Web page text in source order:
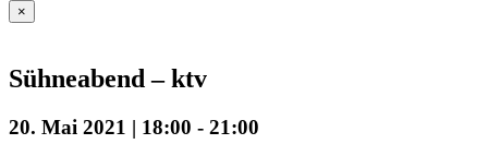
×
Sühneabend – ktv
20. Mai 2021 | 18:00 - 21:00